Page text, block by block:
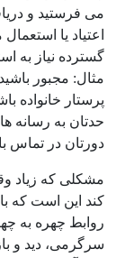
می فرستید و
اعتیاد یا
گسترده نیاز به
مثال: مجبور
پرستار خانواده
حدتان به رسانه
دورتان در تماس
مشکلی که زیاد
کند این است که
روابط چهره به
سرگرمی، دید و